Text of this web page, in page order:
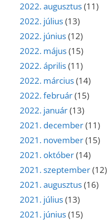
2022. augusztus(11)
2022. július(13)
2022. június(12)
2022. május(15)
2022. április(11)
2022. március(14)
2022. február(15)
2022. január(13)
2021. december(11)
2021. november(15)
2021. október(14)
2021. szeptember(12)
2021. augusztus(16)
2021. július(13)
2021. június(15)